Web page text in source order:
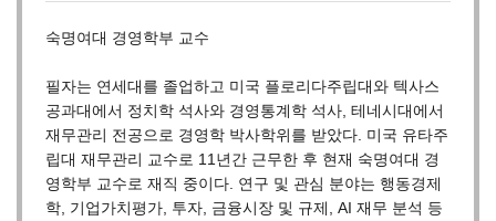
숙명여대 경영학부 교수
필자는 연세대를 졸업하고 미국 플로리다주립대와 텍사스
공과대에서 정치학 석사와 경영통계학 석사, 테네시대에서
재무관리 전공으로 경영학 박사학위를 받았다. 미국 유타주
립대 재무관리 교수로 11년간 근무한 후 현재 숙명여대 경
영학부 교수로 재직 중이다. 연구 및 관심 분야는 행동경제
학, 기업가치평가, 투자, 금융시장 및 규제, AI 재무 분석 등